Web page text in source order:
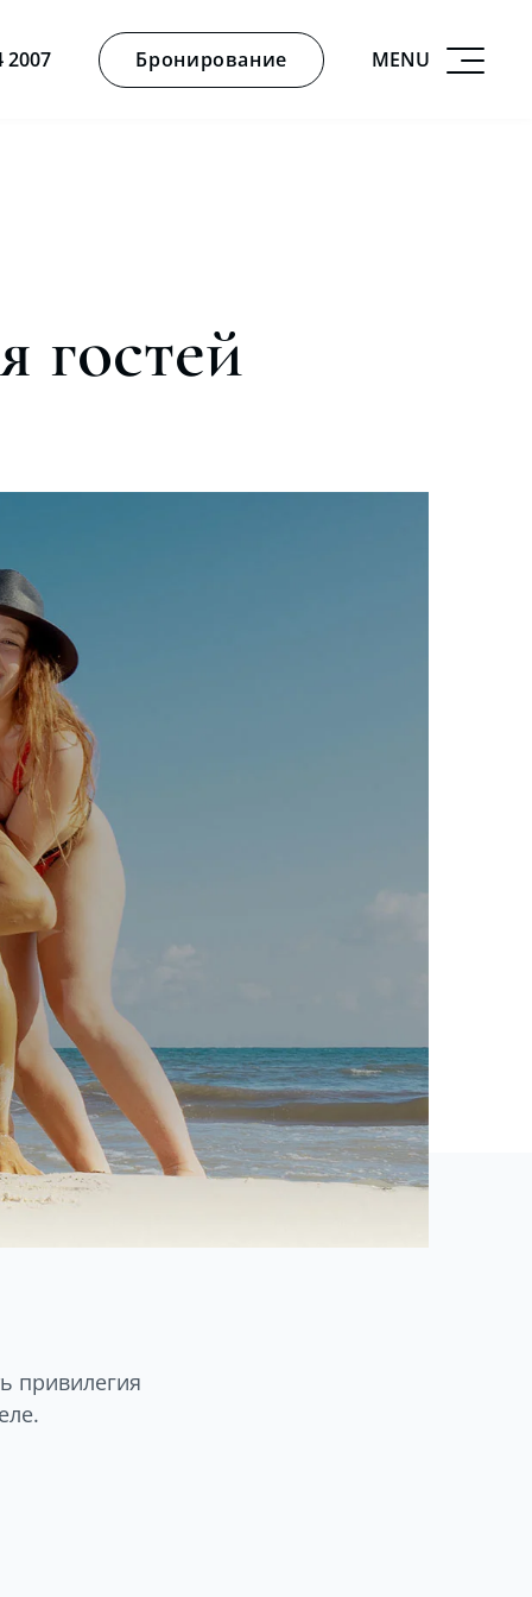
2007 Бронирование MENU
гостей
привилегия